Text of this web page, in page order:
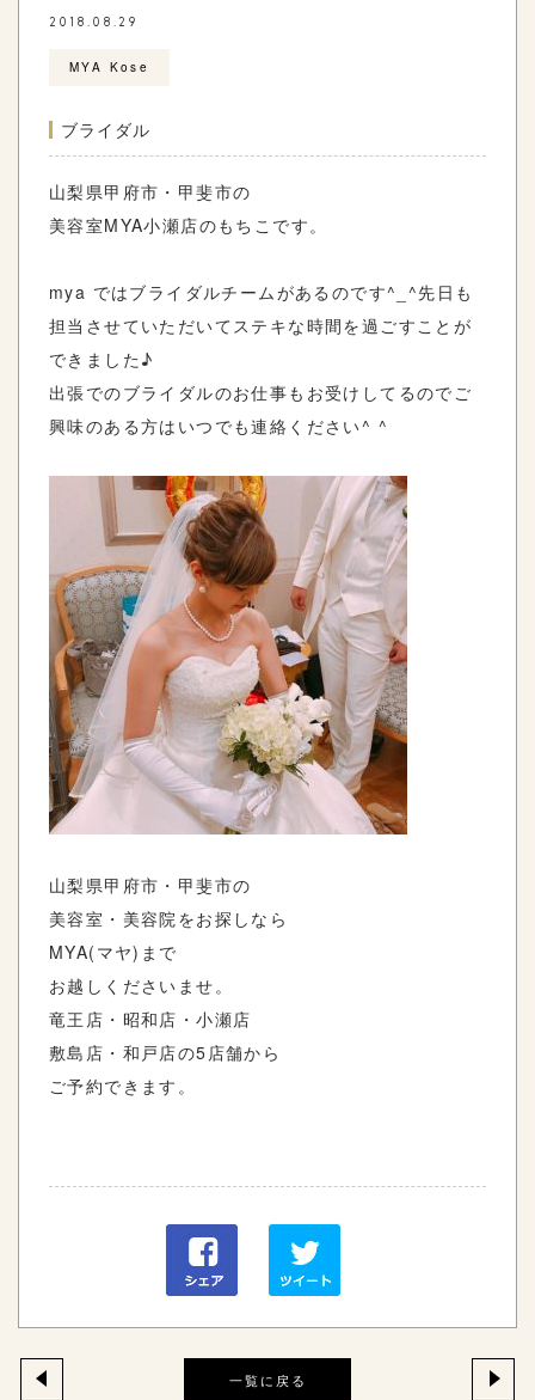
2018.08.29
MYA Kose
ブライダル
山梨県甲府市・甲斐市の
美容室MYA小瀬店のもちこです。
mya ではブライダルチームがあるのです^_^先日も
担当させていただいてステキな時間を過ごすことが
できました♪
出張でのブライダルのお仕事もお受けしてるのでご
興味のある方はいつでも連絡ください^ ^
山梨県甲府市・甲斐市の
美容室・美容院をお探しなら
MYA(マヤ)まで
お越しくださいませ。
竜王店・昭和店・小瀬店
敷島店・和戸店の5店舗から
ご予約できます。
一覧に戻る